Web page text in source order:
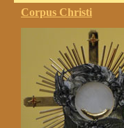
Corpus Christi